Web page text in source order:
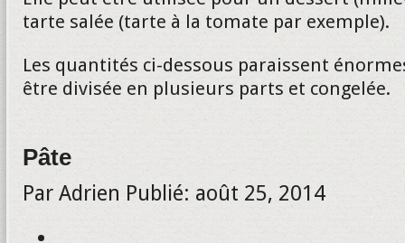
tarte salée (tarte à la tomate par exemple).
Les quantités ci-dessous paraissent
être divisée en plusieurs parts et congelée.
Pâte
Par Adrien Publié: août 25, 2014